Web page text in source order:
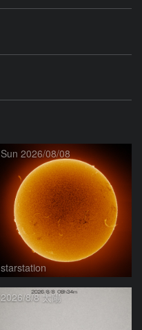
Sun 2026/08/08
starstation
2026/8/8 太陽